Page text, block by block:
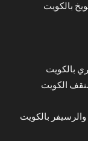
بالكويت
بالكويت
الكويت
بالكويت